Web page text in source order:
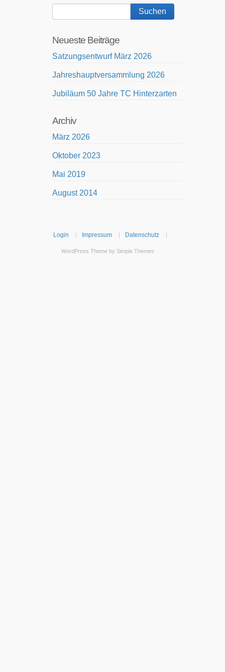
Neueste Beiträge
Satzungsentwurf März 2026
Jahreshauptversammlung 2026
Jubiläum 50 Jahre TC Hinterzarten
Archiv
März 2026
Oktober 2023
Mai 2019
August 2014
Login Impressum Datenschutz
WordPress Theme by Simple Themes